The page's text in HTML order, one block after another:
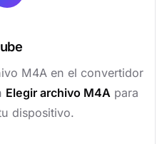
M4A en el convertidor
Elegir archivo M4A para
dispositivo.